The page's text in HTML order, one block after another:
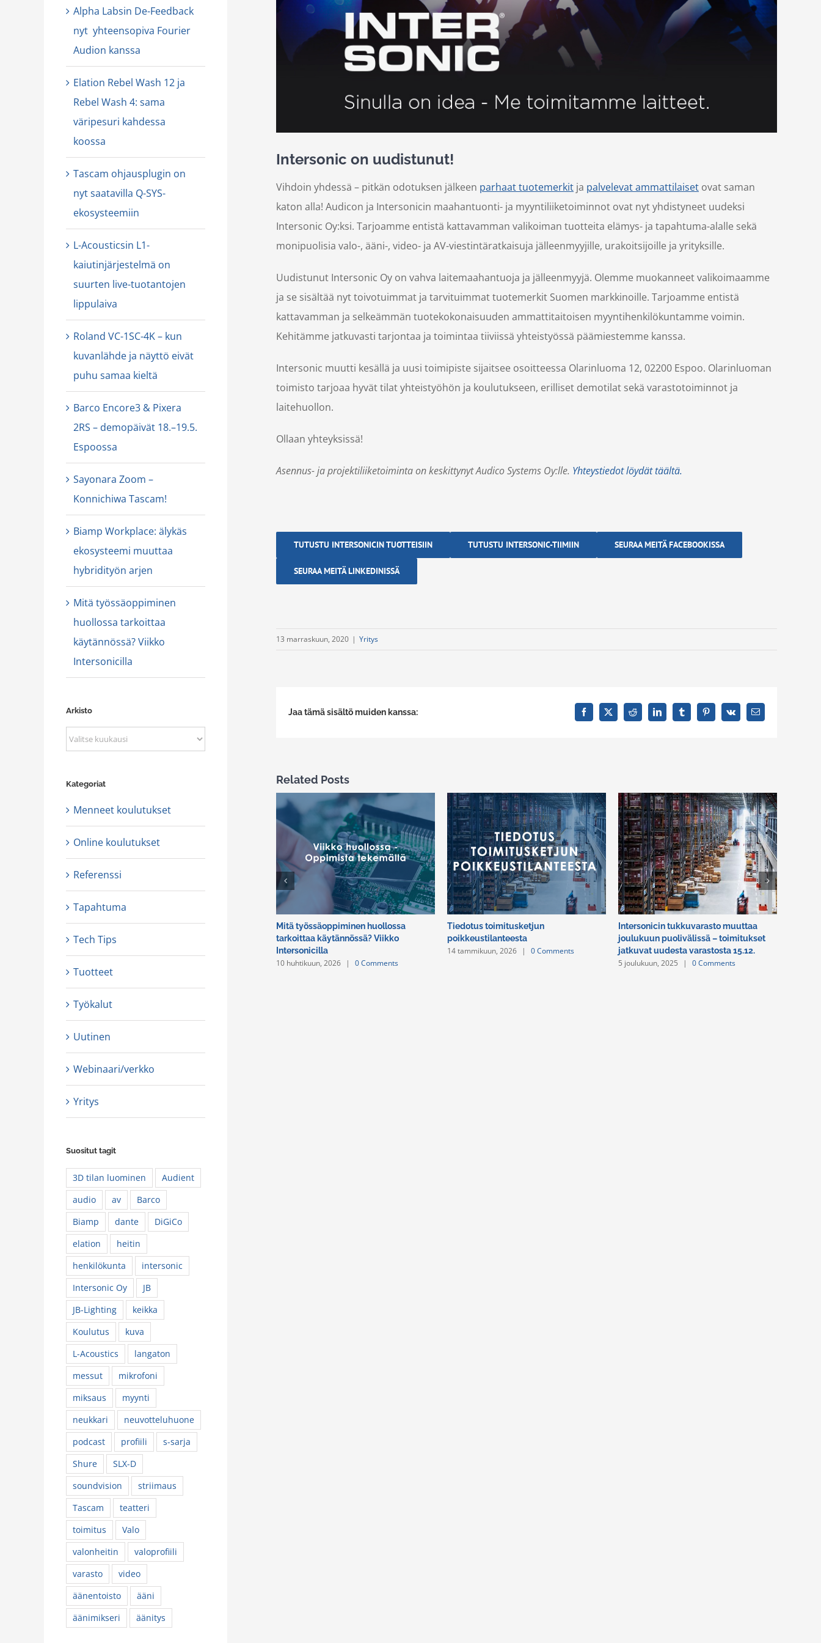
Intersonic on uudistunut!
Vihdoin yhdessä – pitkän odotuksen jälkeen parhaat tuotemerkit ja palvelevat ammattilaiset ovat saman
katon alla! Audicon ja Intersonicin maahantuonti- ja myyntiliiketoiminnot ovat nyt yhdistyneet uudeksi
Intersonic Oy:ksi. Tarjoamme entistä kattavamman valikoiman tuotteita elämys- ja tapahtuma-alalle sekä
monipuolisia valo-, ääni-, video- ja AV-viestintäratkaisuja jälleenmyyjille, urakoitsijoille ja yrityksille.
Uudistunut Intersonic Oy on vahva laitemaahantuoja ja jälleenmyyjä. Olemme muokanneet valikoimaamme
ja se sisältää nyt toivotuimmat ja tarvituimmat tuotemerkit Suomen markkinoille. Tarjoamme entistä
kattavamman ja selkeämmän tuotekokonaisuuden ammattitaitoisen myyntihenkilökuntamme voimin.
Kehitämme jatkuvasti tarjontaa ja toimintaa tiiviissä yhteistyössä päämiestemme kanssa.
Intersonic muutti kesällä ja uusi toimipiste sijaitsee osoitteessa Olarinluoma 12, 02200 Espoo. Olarinluoman
toimisto tarjoaa hyvät tilat yhteistyöhön ja koulutukseen, erilliset demotilat sekä varastotoiminnot ja
laitehuollon.
Ollaan yhteyksissä!
Asennus- ja projektiliiketoiminta on keskittynyt Audico Systems Oy:lle. Yhteystiedot löydät täältä.
TUTUSTU INTERSONICIN TUOTTEISIIN TUTUSTU INTERSONIC-TIIMIIN SEURAA MEITÄ FACEBOOKISSA
SEURAA MEITÄ LINKEDINISSÄ
13 marraskuun, 2020 | Yritys
Jaa tämä sisältö muiden kanssa: Facebook
X Reddit LinkedInTumblrPinterest
Vk Email
Related Posts
1.4.2025
Tiedote: Lakkojen vaikutus Intersonic
Oy:n toimintaan
Mitä työssäoppiminen huollossa
tarkoittaa käytännössä? Viikko
Intersonicilla
10 huhtikuun, 2026 | 0 Comments
Tiedotus toimitusketjun
poikkeustilanteesta
14 tammikuun, 2026 | 0 Comments
Intersonicin tukkuvarasto muuttaa
joulukuun puolivälissä – toimitukset
jatkuvat uudesta varastosta 15.12.
5 joulukuun, 2025 | 0 Comments
Alpha Labsin De-Feedback
nyt yhteensopiva Fourier
Audion kanssa
Elation Rebel Wash 12 ja
Rebel Wash 4: sama
väripesuri kahdessa
koossa
Tascam ohjausplugin on
nyt saatavilla Q-SYS-
ekosysteemiin
L-Acousticsin L1-
kaiutinjärjestelmä on
suurten live-tuotantojen
lippulaiva
Roland VC-1SC-4K – kun
kuvanlähde ja näyttö eivät
puhu samaa kieltä
Barco Encore3 & Pixera
2RS – demopäivät 18.–19.5.
Espoossa
Sayonara Zoom –
Konnichiwa Tascam!
Biamp Workplace: älykäs
ekosysteemi muuttaa
hybridityön arjen
Mitä työssäoppiminen
huollossa tarkoittaa
käytännössä? Viikko
Intersonicilla
Arkisto
Arkisto
Kategoriat
Menneet koulutukset
Online koulutukset
Referenssi
Tapahtuma
Tech Tips
Tuotteet
Työkalut
Uutinen
Webinaari/verkko
Yritys
Suositut tagit
3D tilan luominen
Audient
audio
av
Barco
Biamp
dante
DiGiCo
elation
heitin
henkilökunta
intersonic
Intersonic Oy
JB
JB-Lighting
keikka
Koulutus
kuva
L-Acoustics
langaton
messut
mikrofoni
miksaus
myynti
neukkari
neuvotteluhuone
podcast
profiili
s-sarja
Shure
SLX-D
soundvision
striimaus
Tascam
teatteri
toimitus
Valo
valonheitin
valoprofiili
varasto
video
äänentoisto
ääni
äänimikseri
äänitys